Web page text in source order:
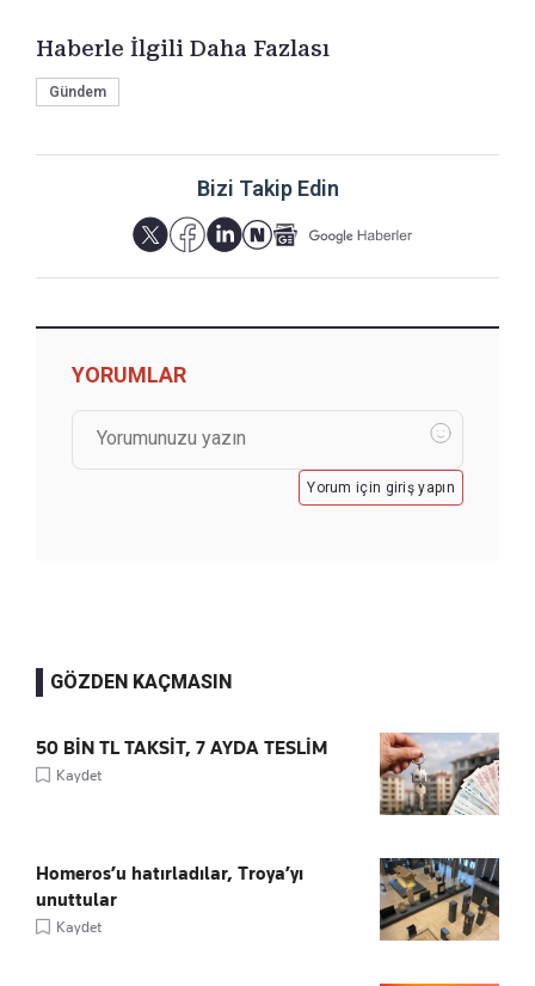
Haberle İlgili Daha Fazlası
Gündem
Bizi Takip Edin
YORUMLAR
Yorum için giriş yapın
GÖZDEN KAÇMASIN
50 BİN TL TAKSİT, 7 AYDA TESLİM
Kaydet
Homeros’u hatırladılar, Troya’yı
unuttular
Kaydet